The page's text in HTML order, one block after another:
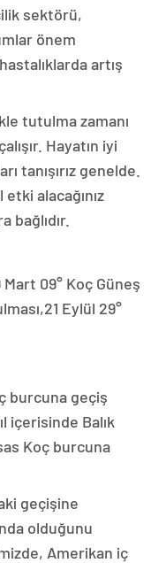
sektörü,
önem
artış
tutulma zamanı
Hayatın iyi
tanışırız genelde.
alacağınız
bağlıdır.
09° Koç Güneş
Eylül 29°
burcuna geçiş
içerisinde Balık
Koç burcuna
geçişine
olduğunu
Amerikan iç